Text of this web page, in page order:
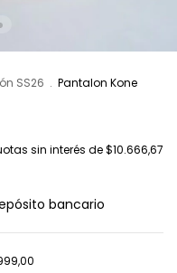
SS26 . Pantalon Kone
sin interés de$10.666,67
bancario